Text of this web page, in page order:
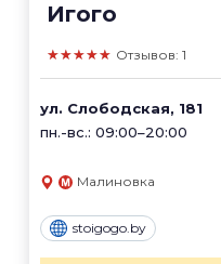
Игого
★★★★★ Отзывов: 1
ул. Слободская, 181
пн.-вс.: 09:00–20:00
Малиновка
stoigogo.by